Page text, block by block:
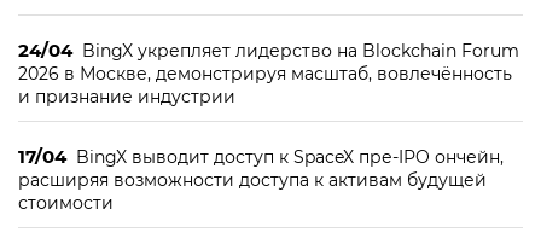
24/04 BingX укрепляет лидерство на Blockchain Forum
2026 в Москве, демонстрируя масштаб, вовлечённость
и признание индустрии
17/04 BingX выводит доступ к SpaceX пре-IPO ончейн,
расширяя возможности доступа к активам будущей
стоимости